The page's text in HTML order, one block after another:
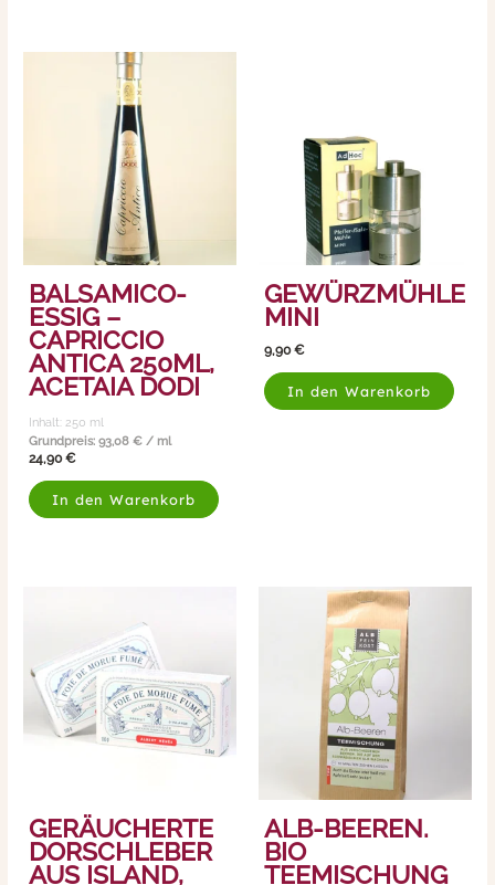
BALSAMICO-
ESSIG –
CAPRICCIO
ANTICA 250ML,
ACETAIA DODI
Inhalt: 250 ml
Grundpreis:93,08€ / ml
24,90€
In den Warenkorb
GEWÜRZMÜHLE
MINI
9,90€
In den Warenkorb
GERÄUCHERTE
DORSCHLEBER
AUS ISLAND,
ALB-BEEREN.
BIO
TEEMISCHUNG